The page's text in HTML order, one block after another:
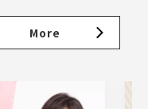
More